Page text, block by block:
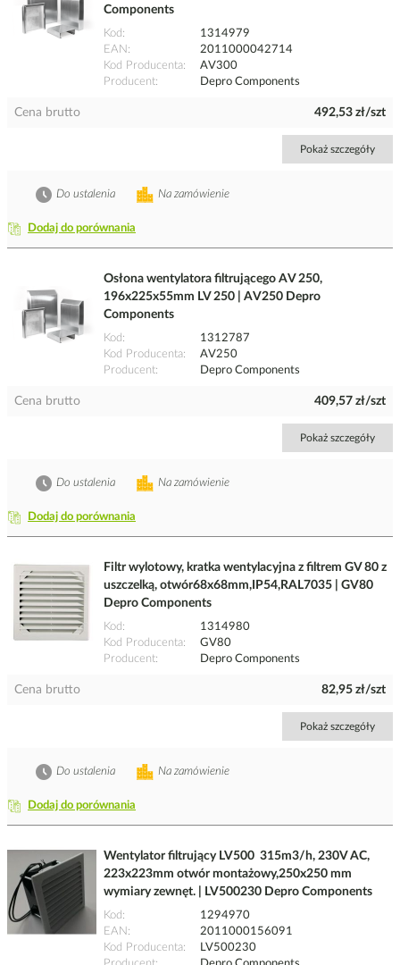
Components
Kod
1314979
EAN
2011000042714
Kod Producenta
AV300
Producent
Depro Components
Cena brutto 492,53 zł/szt
Pokaż szczegóły
Dodaj do porównania
Na zamówienie
Do ustalenia
Osłona wentylatora filtrującego AV 250,
196x225x55mm LV 250 | AV250 Depro
Components
Kod
1312787
Kod Producenta
AV250
Producent
Depro Components
Cena brutto 409,57 zł/szt
Pokaż szczegóły
Dodaj do porównania
Na zamówienie
Do ustalenia
Filtr wylotowy, kratka wentylacyjna z filtrem GV 80 z
uszczelką, otwór68x68mm,IP54,RAL7035 | GV80
Depro Components
Kod
1314980
Kod Producenta
GV80
Producent
Depro Components
Cena brutto 82,95 zł/szt
Pokaż szczegóły
Dodaj do porównania
Na zamówienie
Do ustalenia
Wentylator filtrujący LV500 315m3/h, 230V AC,
223x223mm otwór montażowy,250x250 mm
wymiary zewnęt. | LV500230 Depro Components
Kod
1294970
EAN
2011000156091
Kod Producenta
LV500230